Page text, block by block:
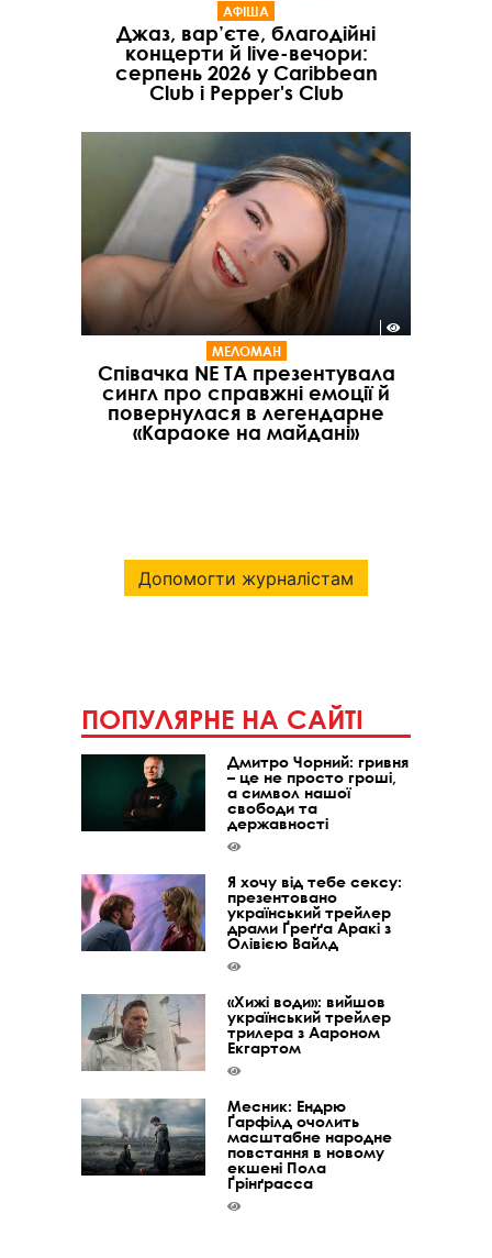
АФІША
Джаз, вар’єте, благодійні
концерти й live-вечори:
серпень 2026 у Caribbean
Club і Pepper's Club
МЕЛОМАН
Співачка NE TA презентувала
сингл про справжні емоції й
повернулася в легендарне
«Караоке на майдані»
Допомогти журналістам
ПОПУЛЯРНЕ НА САЙТІ
Дмитро Чорний: гривня
– це не просто гроші,
а символ нашої
свободи та
державності
Я хочу від тебе сексу:
презентовано
український трейлер
драми Ґреґґа Аракі з
Олівією Вайлд
«Хижі води»: вийшов
український трейлер
трилера з Аароном
Екгартом
Месник: Ендрю
Ґарфілд очолить
масштабне народне
повстання в новому
екшені Пола
Ґрінґрасса